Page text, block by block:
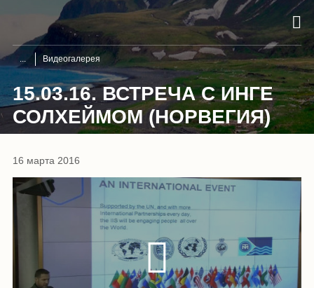
Видеогалерея
15.03.16. ВСТРЕЧА С ИНГЕ
СОЛХЕЙМОМ (НОРВЕГИЯ)
16 марта 2016